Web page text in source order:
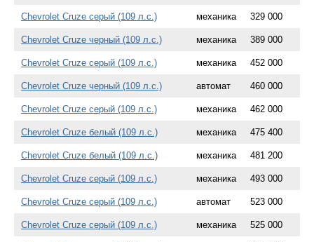
Chevrolet Cruze серый (109 л.с.) механика 329 000
Chevrolet Cruze черный (109 л.с.) механика 389 000
Chevrolet Cruze серый (109 л.с.) механика 452 000
Chevrolet Cruze черный (109 л.с.) автомат 460 000
Chevrolet Cruze серый (109 л.с.) механика 462 000
Chevrolet Cruze белый (109 л.с.) механика 475 400
Chevrolet Cruze белый (109 л.с.) механика 481 200
Chevrolet Cruze серый (109 л.с.) механика 493 000
Chevrolet Cruze серый (109 л.с.) автомат 523 000
Chevrolet Cruze серый (109 л.с.) механика 525 000